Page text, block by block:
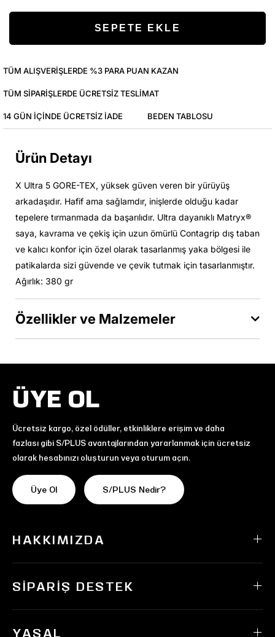
TÜM ALIŞVERIŞLERDE %3 PARA PUAN KAZAN
TÜM SIPARIŞLERDE ÜCRETSIZ TESLIMAT
14 GÜN IÇINDE ÜCRETSIZ IADE BEDEN TABLOSU
Ürün Detayı
X Ultra 5 GORE-TEX, yüksek güven veren bir yürüyüş
arkadaşıdır. Hafif ama sağlamdır, inişlerde olduğu kadar
tepelere tırmanmada da başarılıdır. Ultra dayanıklı Matryx®️
saya, kavrama ve çekiş için uzun ömürlü Contagrip dış taban
ve kalıcı konfor için özel olarak tasarlanmış yaka bölgesi ile
patikalarda sizi güvende ve çevik tutmak için tasarlanmıştır.
Ağırlık: 380 gr
Özellikler ve Malzemeler
ÜYE OL
Ücretsiz kargo, özel ödüller, etkinliklere erişim ve daha
fazlası gibi S/PLUS avantajlarından yararlanmak için ücretsiz
olarak hesabınızı oluşturun veya oturum açın.
Üye Ol S/PLUS Nedir?
HAKKIMIZDA
SIPARIŞ DESTEK
YASAL